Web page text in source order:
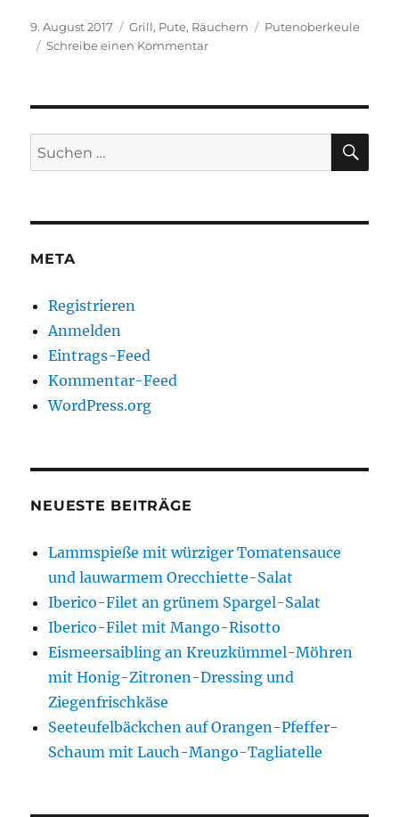
Veröffentlicht
am
9. August 2017 Kategorien
Grill, Pute, Räuchern Schlagwörter
Putenoberkeule
Schreibe einen Kommentarzu
Suchen
nach:
META
Registrieren
Anmelden
Eintrags-Feed
Kommentar-Feed
WordPress.org
NEUESTE BEITRÄGE
Lammspieße mit würziger Tomatensauce
und lauwarmem Orecchiette-Salat
Iberico-Filet an grünem Spargel-Salat
Iberico-Filet mit Mango-Risotto
Eismeersaibling an Kreuzkümmel-Möhren
mit Honig-Zitronen-Dressing und
Ziegenfrischkäse
Seeteufelbäckchen auf Orangen-Pfeffer-
Schaum mit Lauch-Mango-Tagliatelle